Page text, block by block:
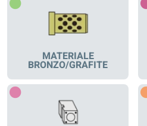
MATERIALE
BRONZO/GRAFITE